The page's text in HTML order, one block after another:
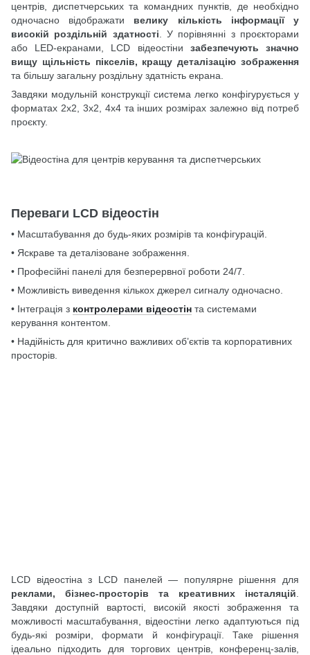
центрів, диспетчерських та командних пунктів, де необхідно
одночасно відображати велику кількість інформації у
високій роздільній здатності . У порівнянні з проєкторами
або LED-екранами, LCD відеостіни забезпечують значно
вищу щільність пікселів, кращу деталізацію зображення
та більшу загальну роздільну здатність екрана.
Завдяки модульній конструкції система легко конфігурується у
форматах 2x2, 3x2, 4x4 та інших розмірах залежно від потреб
проєкту.
Переваги LCD відеостін
• Масштабування до будь-яких розмірів та конфігурацій.
• Яскраве та деталізоване зображення.
• Професійні панелі для безперервної роботи 24/7.
• Можливість виведення кількох джерел сигналу одночасно.
• Інтеграція з контролерами відеостін та системами
керування контентом.
• Надійність для критично важливих об’єктів та корпоративних
просторів.
LCD відеостіна з LCD панелей — популярне рішення для
реклами, бізнес-просторів та креативних інсталяцій
Завдяки доступній вартості, високій якості зображення та
можливості масштабування, відеостіни легко адаптуються під
будь-які розміри, формати й конфігурації. Таке рішення
ідеально підходить для торгових центрів, конференц-залів,